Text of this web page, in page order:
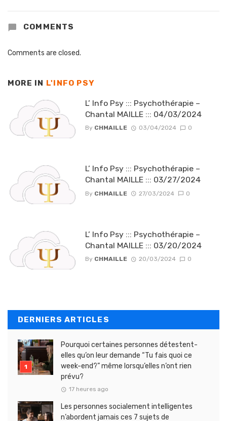
COMMENTS
Comments are closed.
MORE IN L'INFO PSY
L’ Info Psy ::: Psychothérapie –
Chantal MAILLE ::: 04/03/2024
By CHMAILLE 03/04/2024 0
L’ Info Psy ::: Psychothérapie –
Chantal MAILLE ::: 03/27/2024
By CHMAILLE 27/03/2024 0
L’ Info Psy ::: Psychothérapie –
Chantal MAILLE ::: 03/20/2024
By CHMAILLE 20/03/2024 0
DERNIERS ARTICLES
Pourquoi certaines personnes détestent-
elles qu’on leur demande “Tu fais quoi ce
week-end?” même lorsqu’elles n’ont rien
prévu?
17 heures ago
Les personnes socialement intelligentes
n’abordent jamais ces 7 sujets de